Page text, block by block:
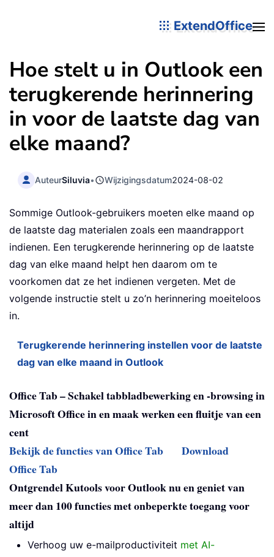
ExtendOffice
Hoe stelt u in Outlook een
terugkerende herinnering
in voor de laatste dag van
elke maand?
AuteurSiluvia• Wijzigingsdatum2024-08-02
Sommige Outlook-gebruikers moeten elke maand op
de laatste dag materialen zoals een maandrapport
indienen. Een terugkerende herinnering op de laatste
dag van elke maand helpt hen daarom om te
voorkomen dat ze het indienen vergeten. Met de
volgende instructie stelt u zo’n herinnering moeiteloos
in.
Terugkerende herinnering instellen voor de laatste
dag van elke maand in Outlook
Office Tab – Schakel tabbladbewerking en -browsing in
Microsoft Office in en maak werken een fluitje van een
cent
Bekijk de functies van Office Tab
Download
Office Tab
Ontgrendel Kutools voor Outlook nu en geniet van
meer dan 100 functies met onbeperkte toegang voor
altijd
Verhoog uw e-mailproductiviteit met AI-